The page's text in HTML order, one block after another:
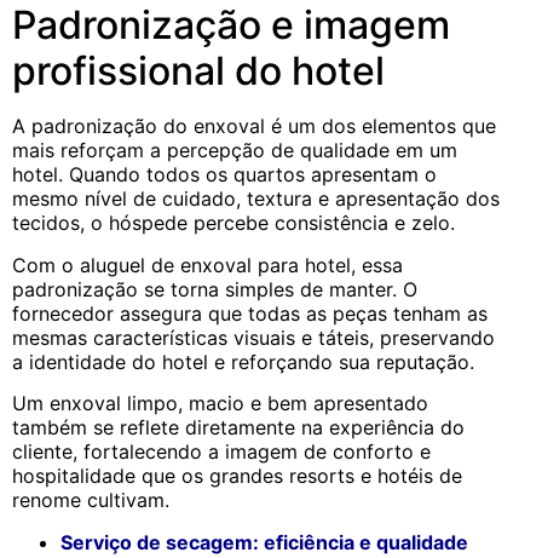
Padronização e imagem
profissional do hotel
A padronização do enxoval é um dos elementos que
mais reforçam a percepção de qualidade em um
hotel. Quando todos os quartos apresentam o
mesmo nível de cuidado, textura e apresentação dos
tecidos, o hóspede percebe consistência e zelo.
Com o aluguel de enxoval para hotel, essa
padronização se torna simples de manter. O
fornecedor assegura que todas as peças tenham as
mesmas características visuais e táteis, preservando
a identidade do hotel e reforçando sua reputação.
Um enxoval limpo, macio e bem apresentado
também se reflete diretamente na experiência do
cliente, fortalecendo a imagem de conforto e
hospitalidade que os grandes resorts e hotéis de
renome cultivam.
Serviço de secagem: eficiência e qualidade